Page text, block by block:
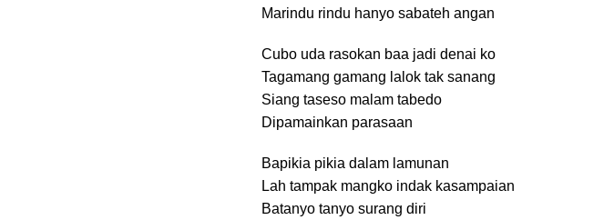
Marindu rindu hanyo sabateh angan
Cubo uda rasokan baa jadi denai ko
Tagamang gamang lalok tak sanang
Siang taseso malam tabedo
Dipamainkan parasaan
Bapikia pikia dalam lamunan
Lah tampak mangko indak kasampaian
Batanyo tanyo surang diri